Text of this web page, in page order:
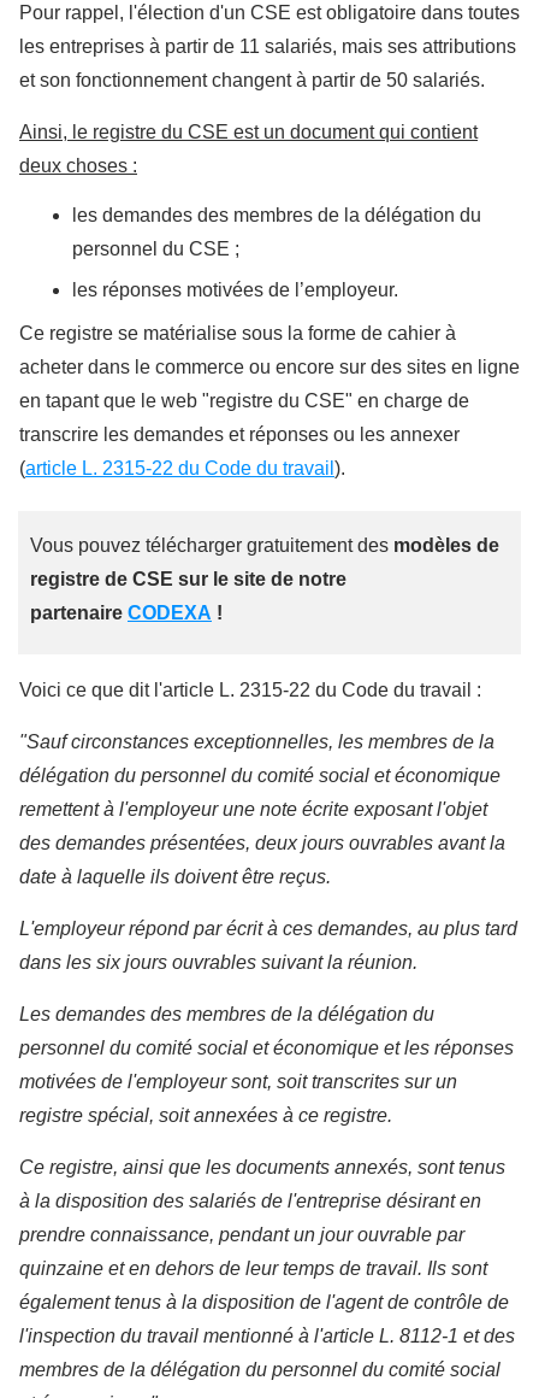
Pour rappel, l'élection d'un CSE est obligatoire dans toutes
les entreprises à partir de 11 salariés, mais ses attributions
et son fonctionnement changent à partir de 50 salariés.
Ainsi, le registre du CSE est un document qui contient
deux choses :
les demandes des membres de la délégation du
personnel du CSE ;
les réponses motivées de l’employeur.
Ce registre se matérialise sous la forme de cahier à
acheter dans le commerce ou encore sur des sites en ligne
en tapant que le web "registre du CSE" en charge de
transcrire les demandes et réponses ou les annexer
(article L. 2315-22 du Code du travail ).
Vous pouvez télécharger gratuitement des modèles de
registre de CSE sur le site de notre
partenaire CODEXA !
Voici ce que dit l'article L. 2315-22 du Code du travail :
"Sauf circonstances exceptionnelles, les membres de la
délégation du personnel du comité social et économique
remettent à l'employeur une note écrite exposant l'objet
des demandes présentées, deux jours ouvrables avant la
date à laquelle ils doivent être reçus.
L'employeur répond par écrit à ces demandes, au plus tard
dans les six jours ouvrables suivant la réunion.
Les demandes des membres de la délégation du
personnel du comité social et économique et les réponses
motivées de l'employeur sont, soit transcrites sur un
registre spécial, soit annexées à ce registre.
Ce registre, ainsi que les documents annexés, sont tenus
à la disposition des salariés de l'entreprise désirant en
prendre connaissance, pendant un jour ouvrable par
quinzaine et en dehors de leur temps de travail. Ils sont
également tenus à la disposition de l'agent de contrôle de
l'inspection du travail mentionné à l'article L. 8112-1 et des
membres de la délégation du personnel du comité social